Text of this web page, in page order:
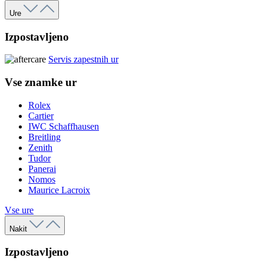
Ure
Izpostavljeno
Servis zapestnih ur
Vse znamke ur
Rolex
Cartier
IWC Schaffhausen
Breitling
Zenith
Tudor
Panerai
Nomos
Maurice Lacroix
Vse ure
Nakit
Izpostavljeno